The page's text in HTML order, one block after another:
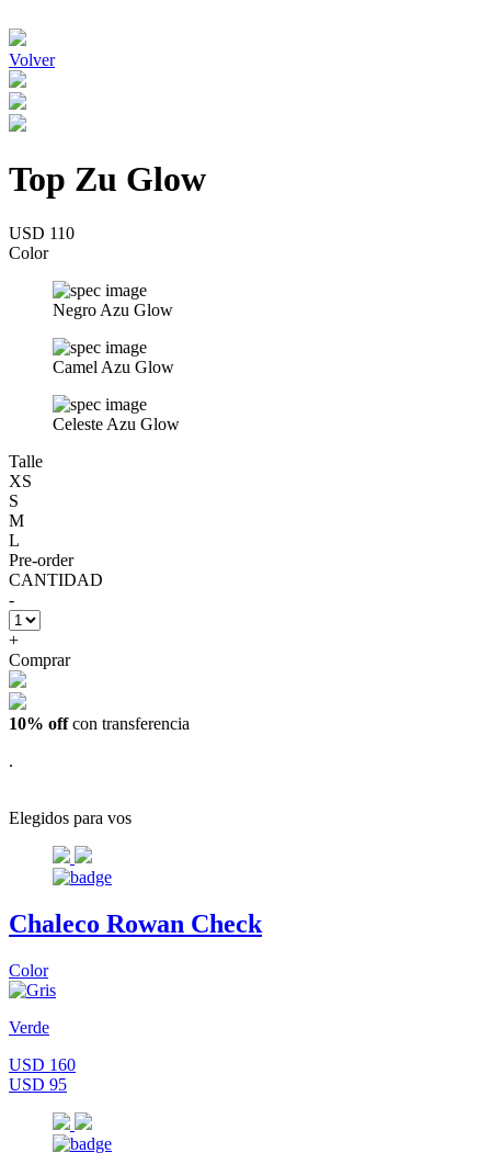
Volver
Top Zu Glow
USD 110
Color
Negro Azu Glow
Camel Azu Glow
Celeste Azu Glow
Talle
XS
S
M
L
Pre-order
CANTIDAD
-
+
Comprar
10% offcon transferencia
.
Elegidos para vos
Chaleco Rowan Check
Color
Verde
USD 160
USD 95